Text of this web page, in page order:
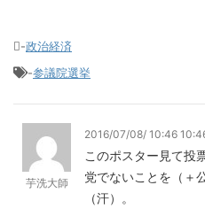
-政治経済
-参議院選挙
芋洗大師
2016/07/08/ 10:46
このポスター見て投
党でないことを（＋
（汗）。